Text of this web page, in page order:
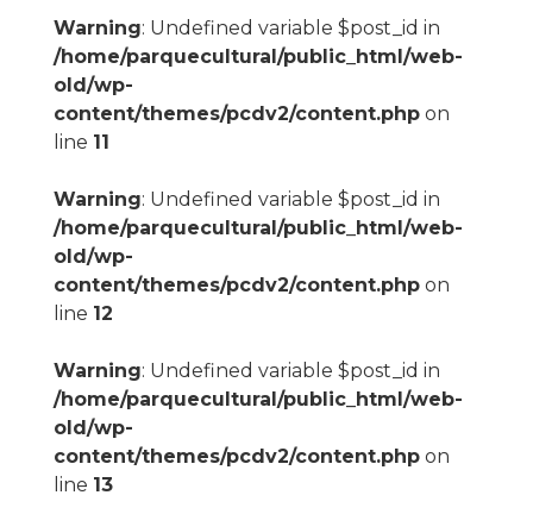
Warning: Undefined variable $post_id in
/home/parquecultural/public_html/web-
old/wp-
content/themes/pcdv2/content.phpon
line 11
Warning: Undefined variable $post_id in
/home/parquecultural/public_html/web-
old/wp-
content/themes/pcdv2/content.phpon
line 12
Warning: Undefined variable $post_id in
/home/parquecultural/public_html/web-
old/wp-
content/themes/pcdv2/content.phpon
line 13